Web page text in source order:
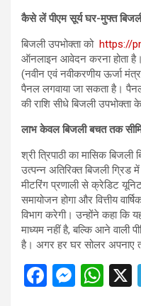
कैसे लें पीएम सूर्य घर-मुफ्त
बिजली उपभोक्ता को https://
ऑनलाइन आवेदन करना होता
(नवीन एवं नवीकरणीय ऊर्जा
पैनल लगवाया जा सकता है।
की राशि सीधे बिजली
लाभ केवल बिजली बचत तक
श्री त्रिपाठी का मासिक
उत्पन्न अतिरिक्त बिजली
मीटरिंग प्रणाली से क्रेडिट
समायोजन होगा और वित्तीय
विभाग करेगी। उन्होंने कहा कि
माध्यम नहीं है, बल्कि आने वाली
है। अगर हर घर सोलर अपनाए
F
M W